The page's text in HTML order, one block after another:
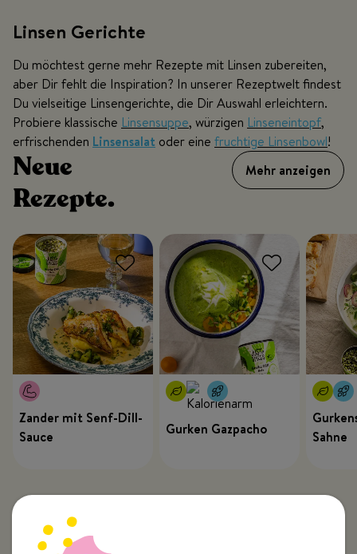
Linsen Gerichte
Du möchtest gerne mehr Rezepte mit Linsen zubereiten,
aber Dir fehlt die Inspiration? In unserer Rezeptwelt findest
Du vielseitige Linsengerichte, die Dir Auswahl erleichtern.
Probiere klassische Linsensuppe, würzigen Linseneintopf,
erfrischenden Linsensalat oder eine fruchtige Linsenbowl!
Neue
Rezepte.
Mehr anzeigen
Zander mit Senf-Dill-
Sauce
Gurken Gazpacho
Sahne